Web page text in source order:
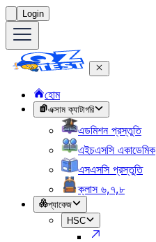
Login
হোম
এক্সাম ক্যাটাগরি
এডমিশন প্রস্তুতি
এইচএসসি একাডেমিক
এসএসসি প্রস্তুতি
ক্লাস ৬,৭,৮
প্যাকেজ
HSC